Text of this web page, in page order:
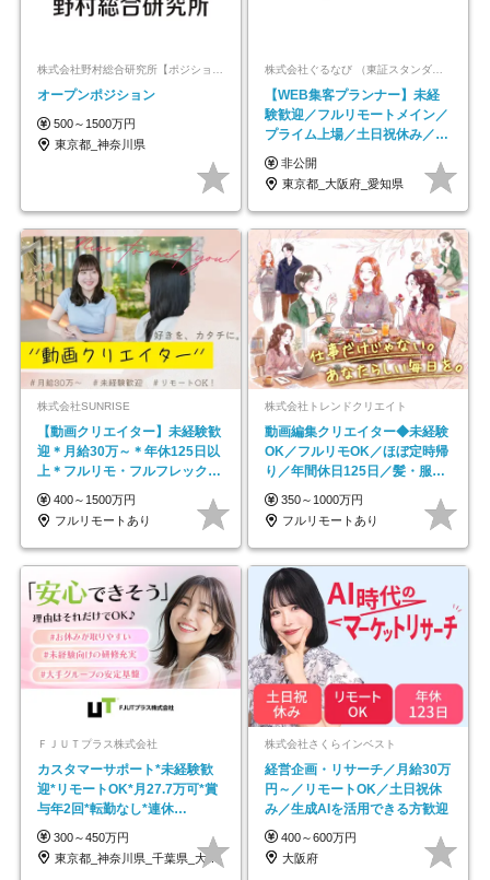
オープンポジション
500～1500万円
東京都_神奈川県
株式会社ぐるなび （東証スタンダード上場）
【WEB集客プランナー】未経
験歓迎／フルリモートメイン／
プライム上場／土日祝休み／東
京・大阪・名古屋
非公開
東京都_大阪府_愛知県
株式会社SUNRISE
【動画クリエイター】未経験歓
迎＊月給30万～＊年休125日以
上＊フルリモ・フルフレックス
◆10名の採用が決定◆
400～1500万円
フルリモートあり
株式会社トレンドクリエイト
動画編集クリエイター◆未経験
OK／フルリモOK／ほぼ定時帰
り／年間休日125日／髪・服・
ネイル自由／副業OK
350～1000万円
フルリモートあり
ＦＪＵＴプラス株式会社
カスタマーサポート*未経験歓
迎*リモートOK*月27.7万可*賞
与年2回*転勤なし*連休
OK/ZE010232
300～450万円
東京都_神奈川県_千葉県_大阪府_愛知県…
株式会社さくらインベスト
経営企画・リサーチ／月給30万
円～／リモートOK／土日祝休
み／生成AIを活用できる方歓迎
400～600万円
大阪府